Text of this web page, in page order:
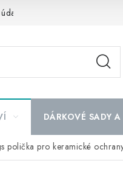
DÁRKOVÉ SADY
polička pro keramické